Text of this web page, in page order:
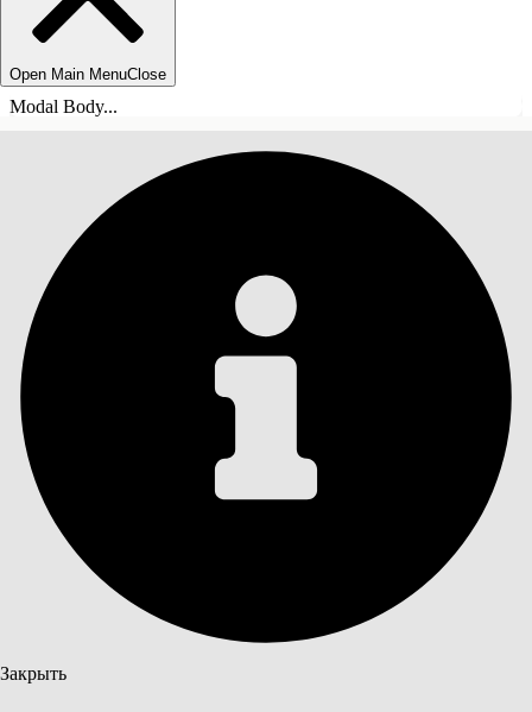
Open Main MenuClose
Modal Body...
Закрыть
СОДЕРЖАНИЕ